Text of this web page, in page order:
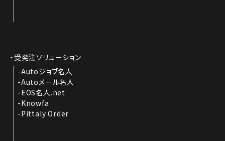
受発注ソリューション
Autoジョブ名人
Autoメール名人
EOS名人.net
Knowfa
Pittaly Order